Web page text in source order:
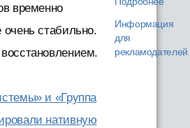
временно
стабильно.
и «Группа
нативную
Информация
для
рекламодателей